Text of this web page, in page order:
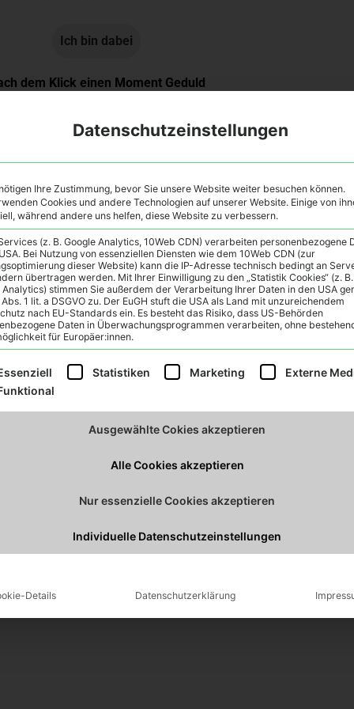
dem Klick einen Moment Geduld
Rabenkräuter Newsletter erhalten.
und Werkstofftechnikerin. Sie studierte an der
bevor sie ihr naturwissenschaftliches
bilden und wie die Molekülstruktur die Wirkung
"Geheimcode der Pflanzen" (Einhornverlag).
Datenschutzerklärung FB Gruppe
7. Februar 2022 2 Kommentare
Datenschutzeinstellungen
Ihre Zustimmung, bevor Sie unsere Website weiter besuchen können.
Cookies und andere Technologien auf unserer Website. Einige von
während andere uns helfen, diese Website zu verbessern.
(z. B. Google Analytics, 10Web CDN) verarbeiten personenbezogene
Bei Nutzung von essenziellen Diensten wie dem 10Web CDN (zur
dieser Website) kann die IP-Adresse technisch bedingt an
übertragen werden. Mit Ihrer Einwilligung zu den „Statistik Cookies“ (z. B.
Analytics) stimmen Sie außerdem der Verarbeitung Ihrer Daten in den USA
1 lit. a DSGVO zu. Der EuGH stuft die USA als Land mit unzureichendem
nach EU-Standards ein. Es besteht das Risiko, dass US-Behörden
Daten in Überwachungsprogrammen verarbeiten, ohne
für Europäer:innen.
eine Liste der Service-Gruppen, für die eine
Statistiken Marketing
Externe
Ausgewählte Cokies akzeptieren
Alle Cookies akzeptieren
Nur essenzielle Cookies akzeptieren
Individuelle Datenschutzeinstellungen
Details Datenschutzerklärung